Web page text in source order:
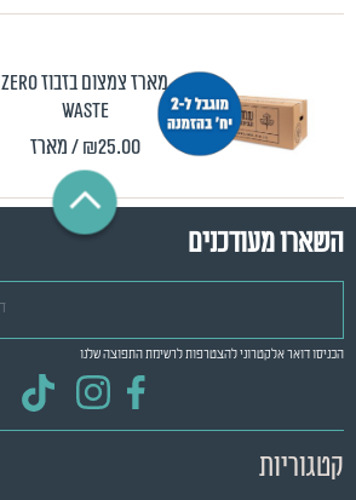
מארז צמצום בזבוז ZERO
WASTE
₪25.00 / מארז
השארו מעודכנים
הכניסו דואר אלקטרוני להצטרפות לרשימת התפוצה שלנו
קטגוריות